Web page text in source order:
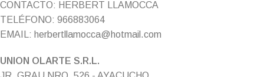
CONTACTO: HERBERT LLAMOCCA
TELÉFONO: 966883064
EMAIL: herbertllamocca@hotmail.com
UNION OLARTE S.R.L.